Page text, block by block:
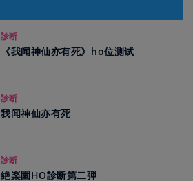
診断
《我闻神仙亦有死》ho位测试
診断
我闻神仙亦有死
診断
絶楽園HO診断第二弾